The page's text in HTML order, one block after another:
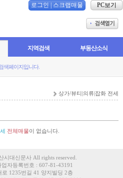
로그인 스크랩매물 PC보기
지역검색 부동산소식
색페이지입니다.
상가/뷰티|의류|잡화 전세
전체매물이 없습니다.
시대신문사 All rights reserved.
자등록번호 : 607-81-43191
1235번길 41 양지빌딩 2층